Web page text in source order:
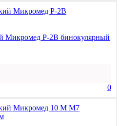
Микромед P-2В бинокулярный
0